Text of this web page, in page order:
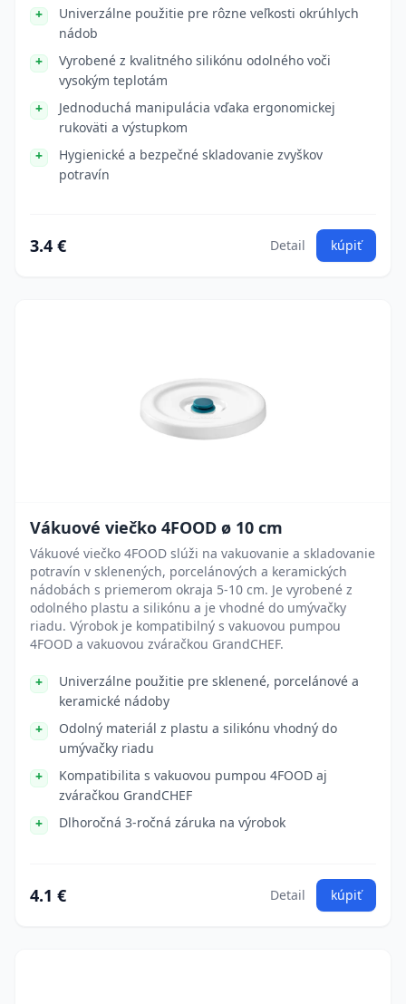
Univerzálne použitie pre rôzne veľkosti okrúhlych
nádob
Vyrobené z kvalitného silikónu odolného voči
vysokým teplotám
Jednoduchá manipulácia vďaka ergonomickej
rukoväti a výstupkom
Hygienické a bezpečné skladovanie zvyškov
potravín
3.4 € Detail kúpiť
Vákuové viečko 4FOOD ø 10 cm
Vákuové viečko 4FOOD slúži na vakuovanie a skladovanie
potravín v sklenených, porcelánových a keramických
nádobách s priemerom okraja 5-10 cm. Je vyrobené z
odolného plastu a silikónu a je vhodné do umývačky
riadu. Výrobok je kompatibilný s vakuovou pumpou
4FOOD a vakuovou zváračkou GrandCHEF.
Univerzálne použitie pre sklenené, porcelánové a
keramické nádoby
Odolný materiál z plastu a silikónu vhodný do
umývačky riadu
Kompatibilita s vakuovou pumpou 4FOOD aj
zváračkou GrandCHEF
Dlhoročná 3-ročná záruka na výrobok
4.1 € Detail kúpiť